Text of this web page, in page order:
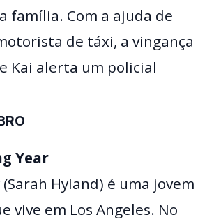
família. Com a ajuda de
de táxi, a vingança
Kai alerta um policial
Year
Hyland) é uma jovem
vive em Los Angeles. No